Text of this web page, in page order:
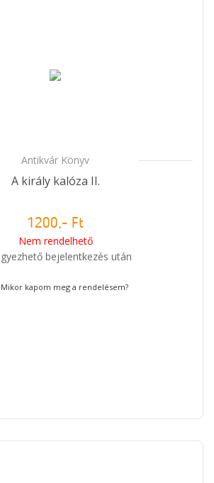
Antikvár Könyv
A király kalóza II.
1200,- Ft
Nem rendelhető
bejelentkezés után
Mikor kapom meg a rendelésem?